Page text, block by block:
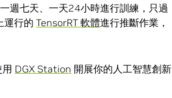
週七天、一天24小時進行訓練，只過
運行的 TensorRT 軟體進行推斷作業，
用 DGX Station 開展你的人工智慧創新